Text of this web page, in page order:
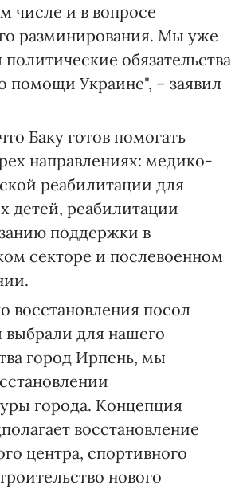
числе и в вопросе
разминирования. Мы уже
политические обязательства
помощи Украине", – заявил
Баку готов помогать
направлениях: медико-
реабилитации для
детей, реабилитации
поддержки в
секторе и послевоенном
восстановления посол
для нашего
город Ирпень, мы
города. Концепция
восстановление
центра, спортивного
нового